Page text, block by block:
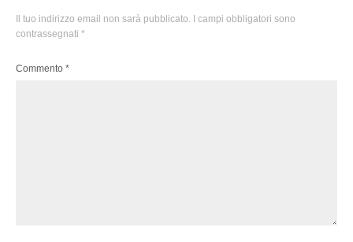
Il tuo indirizzo email non sarà pubblicato.
I campi obbligatori sono
contrassegnati *
Commento *